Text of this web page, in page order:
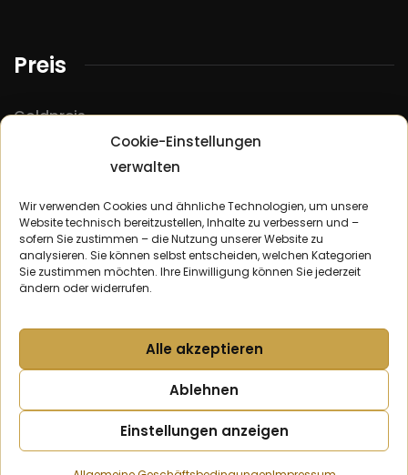
Cookie-Einstellungen
verwalten
Wir verwenden Cookies und ähnliche Technologien, um unsere
Website technisch bereitzustellen, Inhalte zu verbessern und –
sofern Sie zustimmen – die Nutzung unserer Website zu
analysieren. Sie können selbst entscheiden, welchen Kategorien
Sie zustimmen möchten. Ihre Einwilligung können Sie jederzeit
ändern oder widerrufen.
Alle akzeptieren
Ablehnen
Einstellungen anzeigen
Preis
Goldpreis
Palladiumpreis
Ankauf
Silberankauf Berlin
Platinankauf Berlin
Kontakt AGB
Scheideanstalt.Berlin
Datenschutz
Impressum Alte Website-Version
Kontaktieren Sie uns